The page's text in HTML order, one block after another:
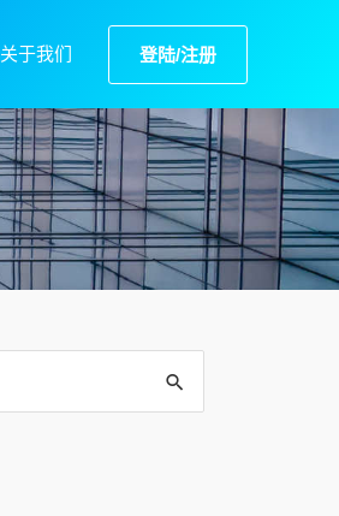
关于我们 登陆/注册